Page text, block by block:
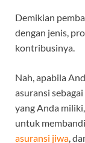
Demikian
dengan jenis,
kontribusinya.
Nah, apabila
asuransi
yang Anda
untuk
asuransi jiwa ,